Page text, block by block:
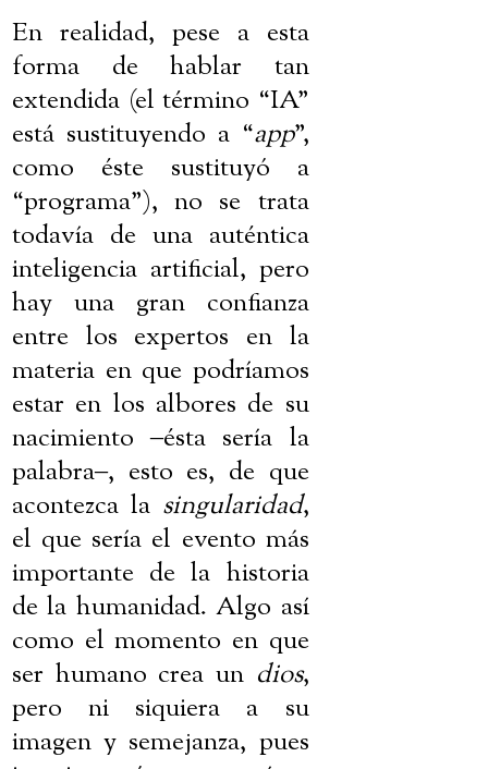
En realidad, pese a esta
forma de hablar tan
extendida (el término “IA”
está sustituyendo a “app”,
como éste sustituyó a
“programa”), no se trata
todavía de una auténtica
inteligencia artificial, pero
hay una gran confianza
entre los expertos en la
materia en que podríamos
estar en los albores de su
nacimiento‒ésta sería la
palabra‒, esto es, de que
acontezca la singularidad,
el que sería el evento más
importante de la historia
de la humanidad. Algo así
como el momento en que
ser humano crea un dios,
pero ni siquiera a su
imagen y semejanza, pues